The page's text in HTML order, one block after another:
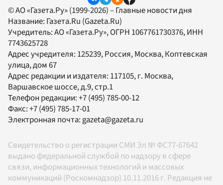
© АО «Газета.Ру» (1999-2026) – Главные новости дня
Название: Газета.Ru (Gazeta.Ru)
Учредитель:АО «Газета.Ру», ОГРН 1067761730376, ИНН
7743625728
Адрес учредителя: 125239, Россия, Москва, Коптевская
улица, дом 67
Адрес редакции и издателя: 117105, г. Москва,
Варшавское шоссе, д.9, стр.1
Телефон редакции:+7 (495) 785-00-12
Факс:+7 (495) 785-17-01
Электронная почта:gazeta@gazeta.ru
Свидетельство о регистрации СМИ Эл № ФС77-67642
выдано федеральной службой по надзору в сфере
связи, информационных технологий и массовых
коммуникаций (Роскомнадзор) 10.11.2016 г. Редакция не